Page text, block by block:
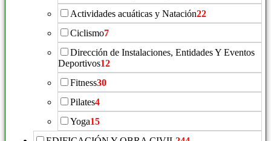
Actividades acuáticas y Natación22
Ciclismo7
Dirección de Instalaciones, Entidades Y Eventos
Deportivos12
Fitness30
Pilates4
Yoga15